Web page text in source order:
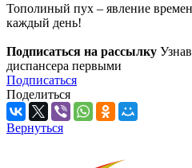
Тополиный пух – явление
каждый день!
Подписаться на рассылку
диспансера первыми
Подписаться
Поделиться
Вернуться